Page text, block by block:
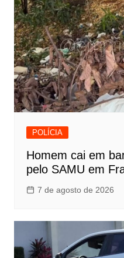
POLÍCIA
Homem cai em
pelo SAMU em
7 de agosto de 2026